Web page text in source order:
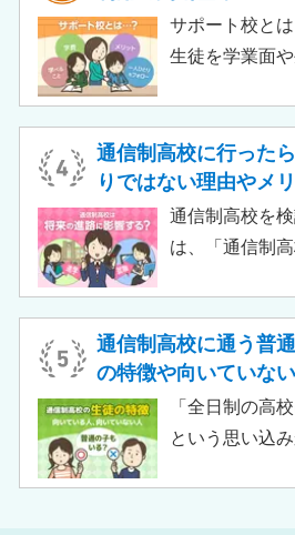
いって大学進
ありません。
格実績を豊富
す。
サポート校と
生徒を学業面
め、サポート
取得できませ
習指導やスク
る生活面での
でしょう。 こ
校の特徴や通
リット・デメ
ます。
通信制高校に行った
りではない理由やメ
通信制高校を
は、「通信制
がある人もい
か。 結論から
行ったからと
は決してあり
通信制高校に通う普
の特徴や向いていな
「全日制の高
という思い込